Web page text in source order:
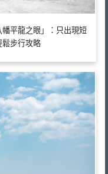
平龍之眼」：只出現短
步行攻略